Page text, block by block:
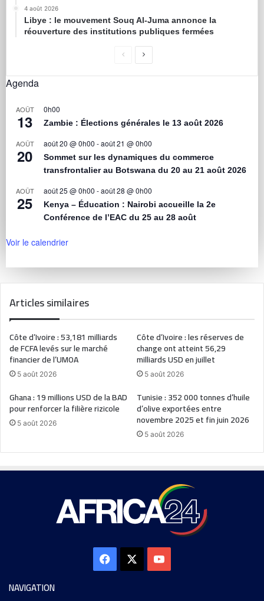
4 août 2026
Libye : le mouvement Souq Al-Juma annonce la
réouverture des institutions publiques fermées
Agenda
AOÛT
13
0h00
Zambie : Élections générales le 13 août 2026
AOÛT
20
août 20 @ 0h00 -août 21 @ 0h00
Sommet sur les dynamiques du commerce
transfrontalier au Botswana du 20 au 21 août 2026
AOÛT
25
août 25 @ 0h00 -août 28 @ 0h00
Kenya – Éducation : Nairobi accueille la 2e
Conférence de l’EAC du 25 au 28 août
Voir le calendrier
Articles similaires
Côte d’Ivoire : 53,181 milliards
de FCFA levés sur le marché
financier de l’UMOA
5 août 2026
Côte d’Ivoire : les réserves de
change ont atteint 56,29
milliards USD en juillet
5 août 2026
Ghana : 19 millions USD de la BAD
pour renforcer la filière rizicole
5 août 2026
Tunisie : 352 000 tonnes d’huile
d’olive exportées entre
novembre 2025 et fin juin 2026
5 août 2026
NAVIGATION